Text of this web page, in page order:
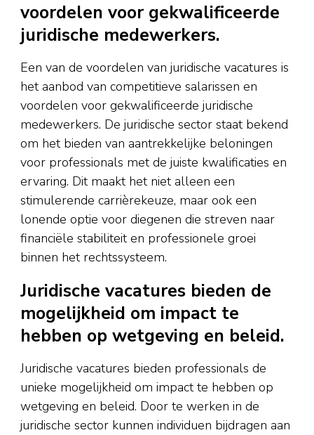
voordelen voor gekwalificeerde
juridische medewerkers.
Een van de voordelen van juridische vacatures is
het aanbod van competitieve salarissen en
voordelen voor gekwalificeerde juridische
medewerkers. De juridische sector staat bekend
om het bieden van aantrekkelijke beloningen
voor professionals met de juiste kwalificaties en
ervaring. Dit maakt het niet alleen een
stimulerende carrièrekeuze, maar ook een
lonende optie voor diegenen die streven naar
financiële stabiliteit en professionele groei
binnen het rechtssysteem.
Juridische vacatures bieden de
mogelijkheid om impact te
hebben op wetgeving en beleid.
Juridische vacatures bieden professionals de
unieke mogelijkheid om impact te hebben op
wetgeving en beleid. Door te werken in de
juridische sector kunnen individuen bijdragen aan